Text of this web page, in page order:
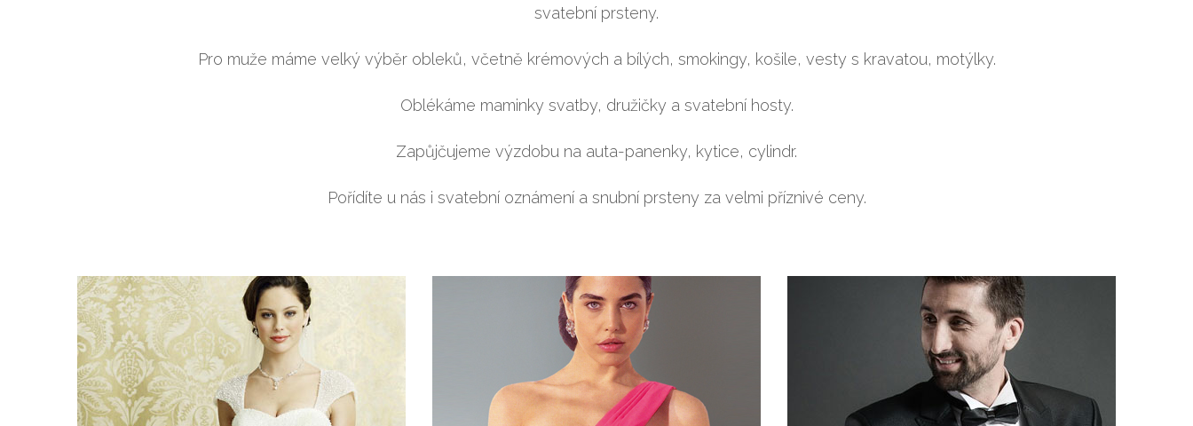
svatební prsteny.
Pro muže máme velký výběr obleků, včetně krémových a bílých, smokingy, košile, vesty s kravatou, motýlky.
Oblékáme maminky svatby, družičky a svatební hosty.
Zapůjčujeme výzdobu na auta-panenky, kytice, cylindr.
Pořídíte u nás i svatební oznámení a snubní prsteny za velmi příznivé ceny.